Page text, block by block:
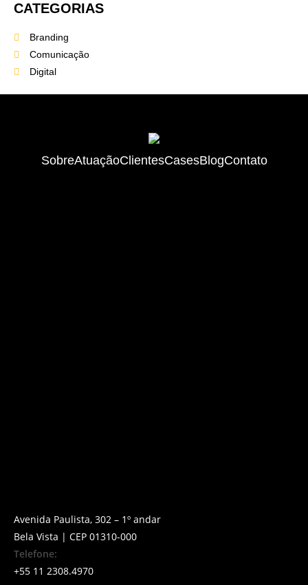
CATEGORIAS
Branding
Comunicação
Digital
SobreAtuaçãoClientesCasesBlogContato
Avenida Paulista, 302 – 1º andar
Bela Vista | CEP 01310-000
Telefone:
+55 11 2308.4970